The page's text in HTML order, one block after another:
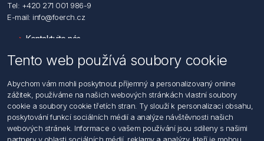
Tel: +420 271 001 986-9
E-mail: info@foerch.cz
Kontaktujte nás
Hledat
Dodržování předpisů
Zásady zpracování osobních údajů fyzických osob
Podmínky zasílání elektronických dokumentu
Všeobecné dodací a obchodní podmínky
Tento web používá soubory cookie
Abychom vám mohli poskytnout příjemný a personalizovaný online
zážitek, používáme na našich webových stránkách vlastní soubory
cookie a soubory cookie třetích stran. Ty slouží k personalizaci obsahu,
poskytování funkcí sociálních médií a analýze návštěvnosti našich
webových stránek. Informace o vašem používání jsou sdíleny s našimi